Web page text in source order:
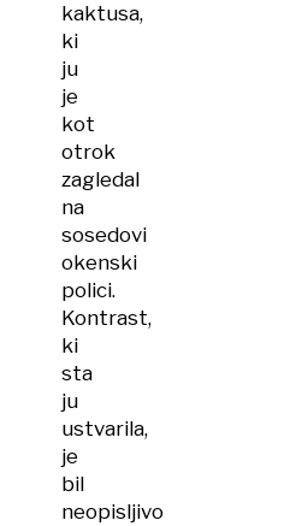
kaktusa,
ki
ju
je
kot
otrok
zagledal
na
sosedovi
okenski
polici.
Kontrast,
ki
sta
ju
ustvarila,
je
bil
neopisljivo